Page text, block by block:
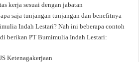
kerja sesuai dengan jabatan
saja tunjangan tunjangan dan benefitnya
Indah Lestari? Nah ini beberapa contoh
berikan PT Bumimulia Indah Lestari:
Ketenagakerjaan